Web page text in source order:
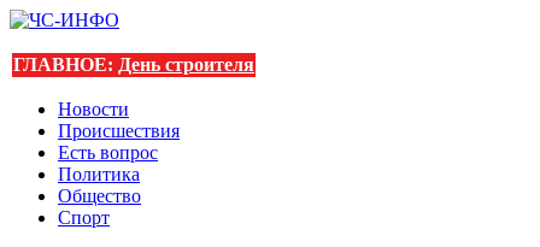
ГЛАВНОЕ: День строителя
Новости
Происшествия
Есть вопрос
Политика
Общество
Спорт